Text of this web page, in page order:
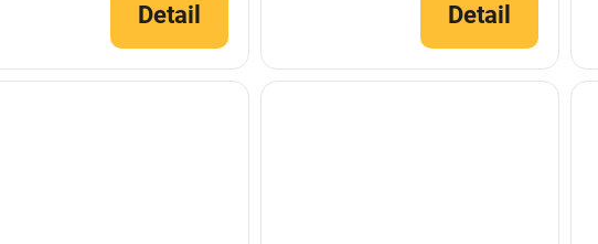
Detail Detail